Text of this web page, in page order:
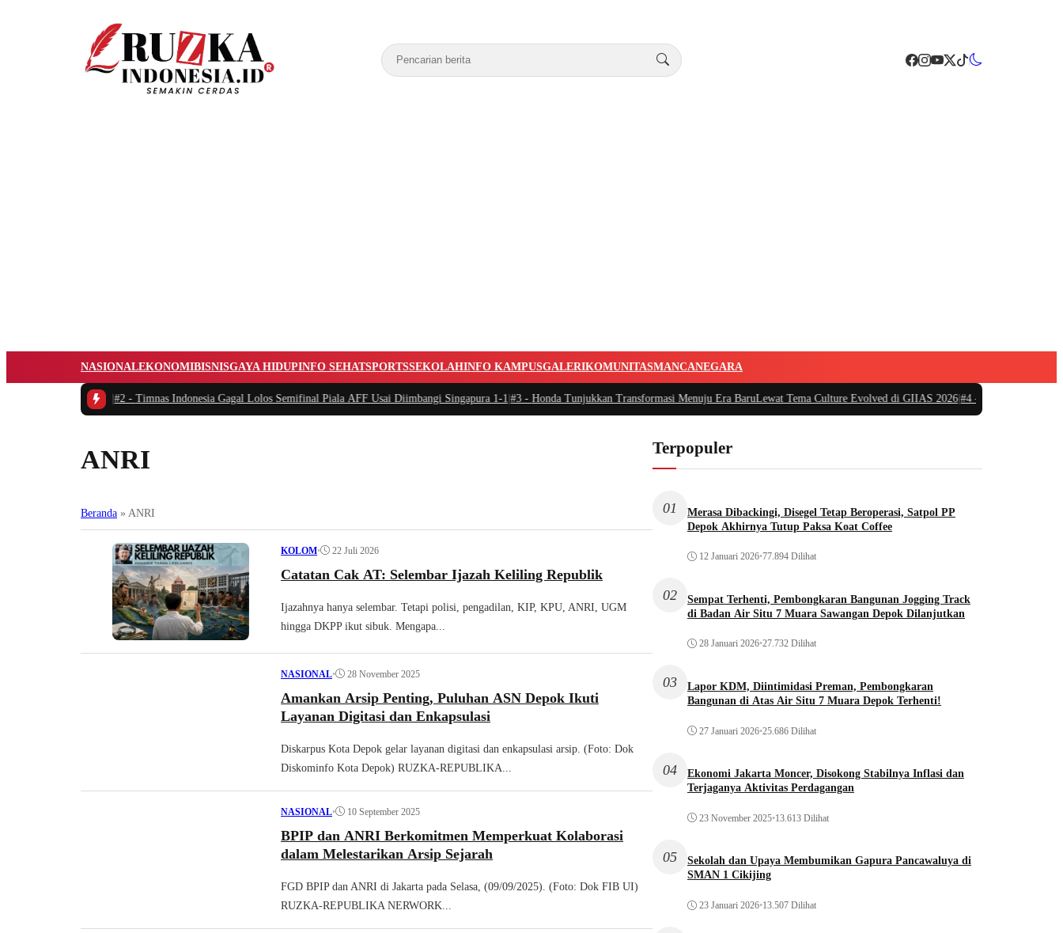
NASIONALEKONOMIBISNISGAYA HIDUPINFO SEHATSPORTSSEKOLAHINFO KAMPUSGALERIKOMUNITASMANCANEGARA
#2 -Timnas Indonesia Gagal Lolos Semifinal Piala AFF Usai Diimbangi Singapura 1-1|#3 - Honda Tunjukkan Transformasi Menuju Era BaruLewat Tema Culture Evolved di GIIAS 2026|#4 -GIIAS 2026, JETOUR
ANRI
Beranda » ANRI
KOLOM• 22 Juli 2026
Catatan Cak AT: Selembar Ijazah Keliling Republik
Ijazahnya hanya selembar. Tetapi polisi, pengadilan, KIP, KPU, ANRI, UGM
hingga DKPP ikut sibuk. Mengapa...
NASIONAL• 28 November 2025
Amankan Arsip Penting, Puluhan ASN Depok Ikuti
Layanan Digitasi dan Enkapsulasi
Diskarpus Kota Depok gelar layanan digitasi dan enkapsulasi arsip. (Foto: Dok
Diskominfo Kota Depok) RUZKA-REPUBLIKA...
NASIONAL• 10 September 2025
BPIP dan ANRI Berkomitmen Memperkuat Kolaborasi
dalam Melestarikan Arsip Sejarah
FGD BPIP dan ANRI di Jakarta pada Selasa, (09/09/2025). (Foto: Dok FIB UI)
RUZKA-REPUBLIKA NERWORK...
Terpopuler
01
Merasa Dibackingi, Disegel Tetap Beroperasi, Satpol PP
Depok Akhirnya Tutup Paksa Koat Coffee
12 Januari 2026•77.894 Dilihat
02
Sempat Terhenti, Pembongkaran Bangunan Jogging Track
di Badan Air Situ 7 Muara Sawangan Depok Dilanjutkan
28 Januari 2026•27.732 Dilihat
03
Lapor KDM, Diintimidasi Preman, Pembongkaran
Bangunan di Atas Air Situ 7 Muara Depok Terhenti!
27 Januari 2026•25.686 Dilihat
04
Ekonomi Jakarta Moncer, Disokong Stabilnya Inflasi dan
Terjaganya Aktivitas Perdagangan
23 November 2025•13.613 Dilihat
05
Sekolah dan Upaya Membumikan Gapura Pancawaluya di
SMAN 1 Cikijing
23 Januari 2026•13.507 Dilihat